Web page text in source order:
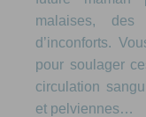
malaises, des
d’inconforts.
pour soulager
circulation
et pelviennes…